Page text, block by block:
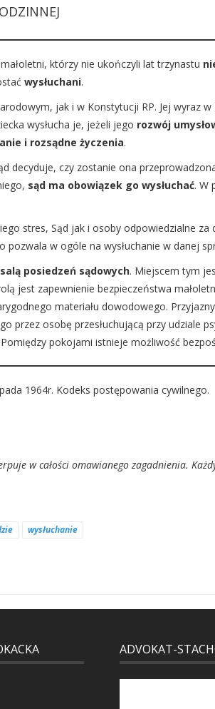
którzy nie ukończyli lat trzynastu
wysłuchani.
jak i w Konstytucji RP. Jej wyraz
wysłucha je, jeżeli jego rozwój
i rozsądne życzenia.
decyduje, czy zostanie ona
sąd ma obowiązek go wysłuchać. W
stres, Sąd jak i osoby odpowiedzialne
w ogóle na wysłuchanie w danej
posiedzeń sądowych. Miejscem tym
jest zapewnienie bezpieczeństwa
materiału dowodowego.
przez osobę przesłuchującą przy
pokojami istnieje możliwość
1964r. Kodeks postępowania cywilnego.
w całości omawianego zagadnienia.
wysłuchanie
ADVOKAT-